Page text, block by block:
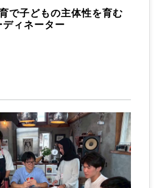
で子どもの主体性を育む
ィネーター